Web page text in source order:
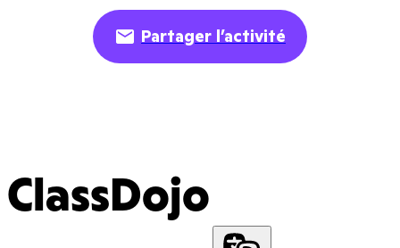
Partager l’activité
ClassDojo